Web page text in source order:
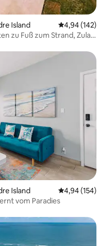
Island
4,94 (142)
zu Fuß zum Strand, Zula
Island
4,94 (154)
vom Paradies